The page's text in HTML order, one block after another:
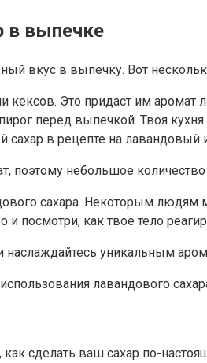
в выпечке
вкус в выпечку. Вот
Это придаст им аромат
перед выпечкой. Твоя
в рецепте на лавандовый
поэтому небольшое
сахара. Некоторым
посмотри, как твое тело
наслаждайтесь уникальным
лавандового
как сделать ваш сахар по-